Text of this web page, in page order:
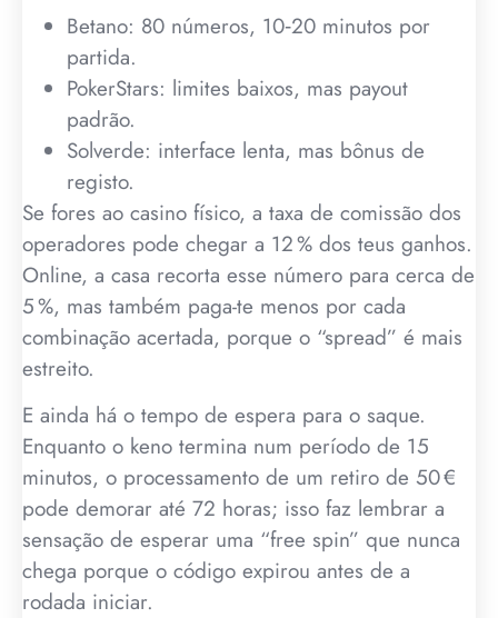
Betano: 80 números, 10‑20 minutos por
partida.
PokerStars: limites baixos, mas payout
padrão.
Solverde: interface lenta, mas bônus de
registo.
Se fores ao casino físico, a taxa de comissão dos
operadores pode chegar a 12 % dos teus ganhos.
Online, a casa recorta esse número para cerca de
5 %, mas também paga-te menos por cada
combinação acertada, porque o “spread” é mais
estreito.
E ainda há o tempo de espera para o saque.
Enquanto o keno termina num período de 15
minutos, o processamento de um retiro de 50 €
pode demorar até 72 horas; isso faz lembrar a
sensação de esperar uma “free spin” que nunca
chega porque o código expirou antes de a
rodada iniciar.